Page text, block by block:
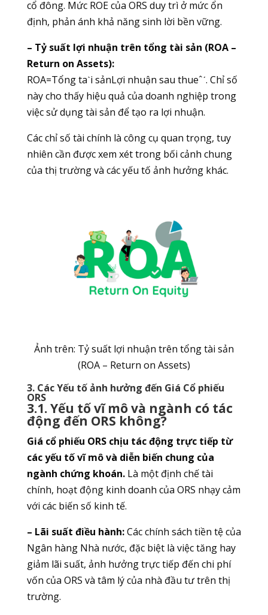
cổ đông. Mức ROE của ORS duy trì ở mức ổn
định, phản ánh khả năng sinh lời bền vững.
– Tỷ suất lợi nhuận trên tổng tài sản (ROA –
Return on Assets):
ROA=Tổng taˋi sảnLợi nhuận sau thueˆˊ​. Chỉ số
này cho thấy hiệu quả của doanh nghiệp trong
việc sử dụng tài sản để tạo ra lợi nhuận.
Các chỉ số tài chính là công cụ quan trọng, tuy
nhiên cần được xem xét trong bối cảnh chung
của thị trường và các yếu tố ảnh hưởng khác.
Ảnh trên: Tỷ suất lợi nhuận trên tổng tài sản
(ROA – Return on Assets)
3. Các Yếu tố ảnh hưởng đến Giá Cổ phiếu
ORS
3.1. Yếu tố vĩ mô và ngành có tác
động đến ORS không?
Giá cổ phiếu ORS chịu tác động trực tiếp từ
các yếu tố vĩ mô và diễn biến chung của
ngành chứng khoán.Là một định chế tài
chính, hoạt động kinh doanh của ORS nhạy cảm
với các biến số kinh tế.
– Lãi suất điều hành:Các chính sách tiền tệ của
Ngân hàng Nhà nước, đặc biệt là việc tăng hay
giảm lãi suất, ảnh hưởng trực tiếp đến chi phí
vốn của ORS và tâm lý của nhà đầu tư trên thị
trường.